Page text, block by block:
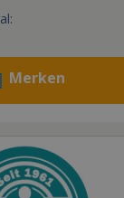
Merken